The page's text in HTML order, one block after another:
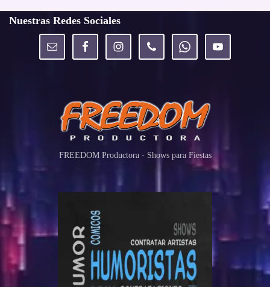
Nuestras Redes Sociales
FREEDOM Productora - Shows para Fiestas